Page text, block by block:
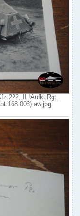
II.!Aufkl.Rgt.
aw.jpg